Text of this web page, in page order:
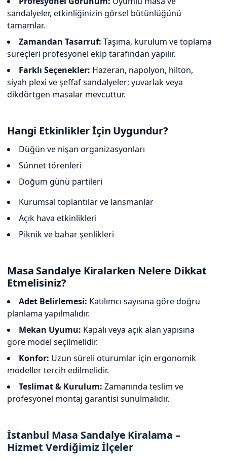
sandalyeler, etkinliğinizin görsel bütünlüğünü
tamamlar.
Zamandan Tasarruf: Taşıma, kurulum ve toplama
süreçleri profesyonel ekip tarafından yapılır.
Farklı Seçenekler: Hazeran, napolyon, hilton,
siyah plexi ve şeffaf sandalyeler; yuvarlak veya
dikdörtgen masalar mevcuttur.
Hangi Etkinlikler İçin Uygundur?
Düğün ve nişan organizasyonları
Sünnet törenleri
Doğum günü partileri
Kurumsal toplantılar ve lansmanlar
Açık hava etkinlikleri
Piknik ve bahar şenlikleri
Masa Sandalye Kiralarken Nelere Dikkat
Etmelisiniz?
Adet Belirlemesi: Katılımcı sayısına göre doğru
planlama yapılmalıdır.
Mekan Uyumu: Kapalı veya açık alan yapısına
göre model seçilmelidir.
Konfor: Uzun süreli oturumlar için ergonomik
modeller tercih edilmelidir.
Teslimat & Kurulum: Zamanında teslim ve
profesyonel montaj garantisi sunulmalıdır.
İstanbul Masa Sandalye Kiralama –
Hizmet Verdiğimiz İlçeler